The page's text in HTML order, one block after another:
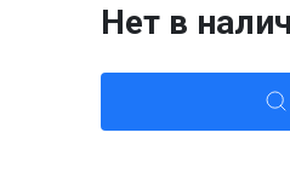
Нет в